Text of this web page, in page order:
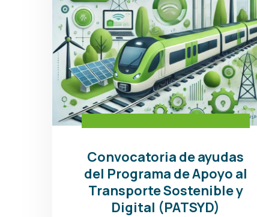
Convocatoria de ayudas
del Programa de Apoyo al
Transporte Sostenible y
Digital (PATSYD)